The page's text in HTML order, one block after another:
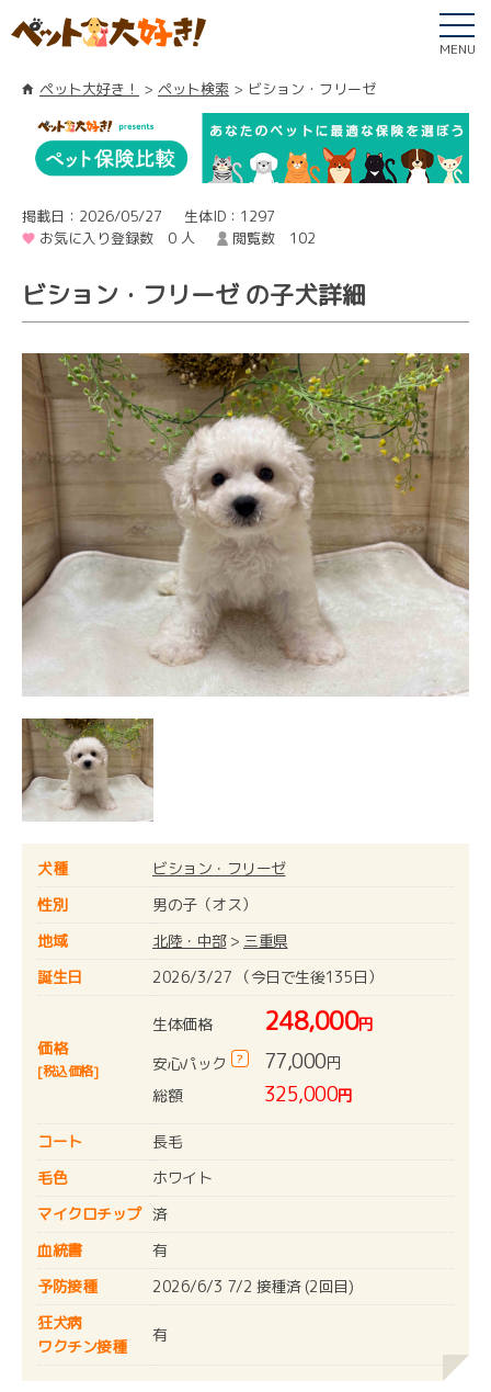
MENU
ペット大好き！ ペット検索 ビション・フリーゼ
掲載日：2026/05/27
生体ID：1297
お気に入り登録数 0 人
閲覧数 102
ビション・フリーゼ の子犬詳細
犬種
ビション・フリーゼ
性別
男の子（オス）
地域
北陸・中部> 三重県
誕生日
2026/3/27 （今日で生後135日）
価格
[税込価格]
生体価格 248,000円
安心パック
? 77,000円
総額
325,000円
コート
長毛
毛色
ホワイト
マイクロチップ 済
血統書
有
予防接種
2026/6/3 7/2 接種済 (2回目)
狂犬病
ワクチン接種
有